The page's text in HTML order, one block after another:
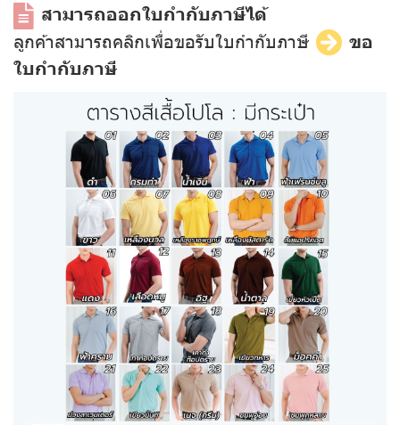
สามารถออกใบกำกับภาษีได้
ลูกค้าสามารถคลิกเพื่อขอรับใบกำกับภาษี
ขอ
ใบกำกับภาษี